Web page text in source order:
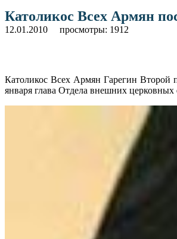
Католикос Всех Армян
12.01.2010 просмотры: 1912
Католикос Всех Армян Гарегин Второй
января глава Отдела внешних